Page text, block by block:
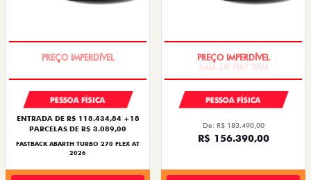
PESSOA FÍSICA
ENTRADA DE R$ 118.434,84 +18
PARCELAS DE R$ 3.089,00
FASTBACK ABARTH TURBO 270 FLEX AT
2026
PESSOA FÍSICA
De: R$ 183.490,00
R$ 156.390,00